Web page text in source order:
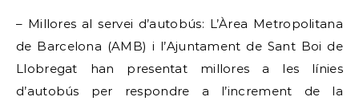
– Millores al servei d’autobús: L’Àrea Metropolitana
de Barcelona (AMB) i l’Ajuntament de Sant Boi de
Llobregat han presentat millores a les línies
d’autobús per respondre a l’increment de la